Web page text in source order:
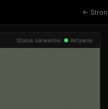
←
Status serwerów: ● Aktywne